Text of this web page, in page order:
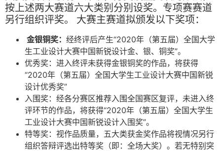
按上述两大赛道六大类别分别设奖。专项赛赛道
另行组织评奖。 大赛主赛道拟颁发以下奖项：
金银铜奖： 经终评后产生“2020年（第五届）全国大学
生工业设计大赛中国新锐设计金、银、铜奖”。
优秀奖：进入终评未获得金银铜奖的作品，将获得
“2020年（第五届）全国大学生工业设计大赛中国新锐
设计优秀奖”
入围奖：经各分赛区推荐入围全国赛区复评，未进入终
评环节的作品，将获得“2020年（第五届）全国大学生
工业设计大赛中国新锐设计入围奖”。
特等奖：视作品质量，五大类获金奖作品将视情况另行
组织答辩评选出特等奖（即：全场大奖）。若无特别突